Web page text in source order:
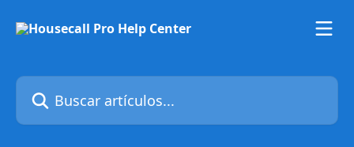
Buscar artículos...